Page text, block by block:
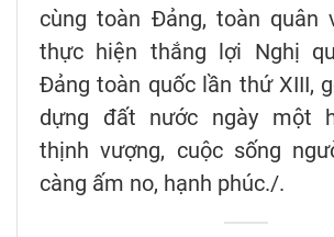
cùng toàn Đảng, toàn quân
thực hiện thắng lợi Nghị
Đảng toàn quốc lần thứ XIII,
dựng đất nước ngày một
thịnh vượng, cuộc sống
càng ấm no, hạnh phúc./.